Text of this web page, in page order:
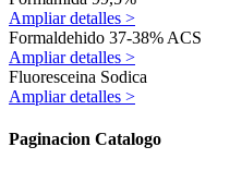
Ampliar detalles >
Formaldehido 37-38% ACS
Ampliar detalles >
Fluoresceina Sodica
Ampliar detalles >
Paginacion Catalogo